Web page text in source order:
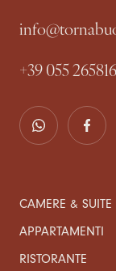
+39 055
CAMERE & SUITE
APPARTAMENTI
RISTORANTE